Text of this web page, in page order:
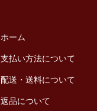
ホーム
支払い方法について
配送・送料について
返品について